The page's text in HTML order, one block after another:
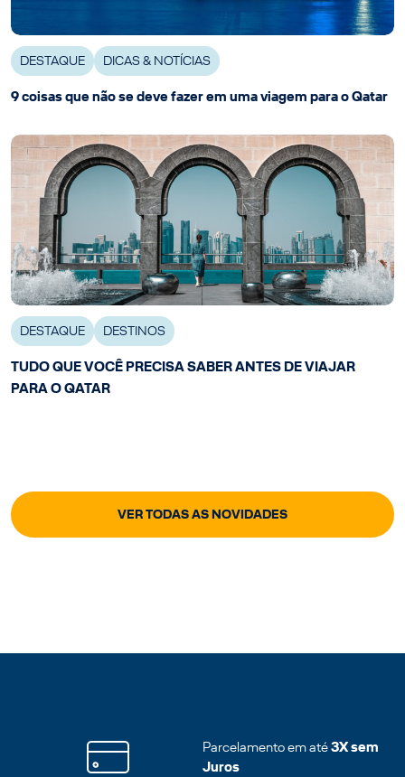
DESTAQUE DICAS & NOTÍCIAS
9 coisas que não se deve fazer em uma viagem para o Qatar
DESTAQUE DESTINOS
TUDO QUE VOCÊ PRECISA SABER ANTES DE VIAJAR
PARA O QATAR
VER TODAS AS NOVIDADES
Parcelamento em até3X sem
Juros